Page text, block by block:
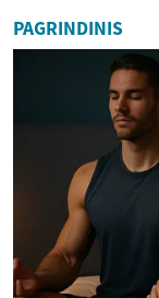
PAGRINDINIS